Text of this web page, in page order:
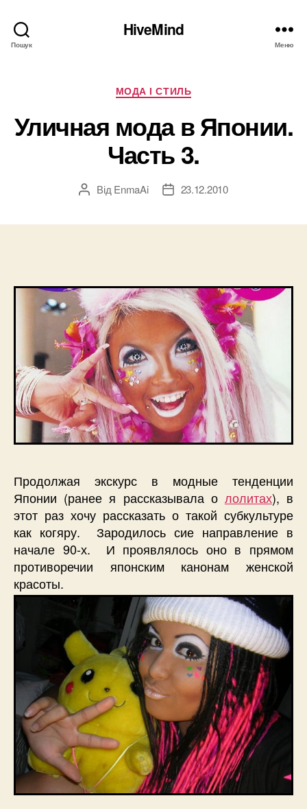
Пошук
HiveMind
Меню
Категорії
МОДА І СТИЛЬ
Уличная мода в Японии.
Часть 3.
Автор
Від EnmaAi
Дата23.12.2010
Продолжая экскурс в модные тенденции
Японии (ранее я рассказывала о лолитах), в
этот раз хочу рассказать о такой субкультуре
как когяру. Зародилось сие направление в
начале 90-х. И проявлялось оно в прямом
противоречии японским канонам женской
красоты.